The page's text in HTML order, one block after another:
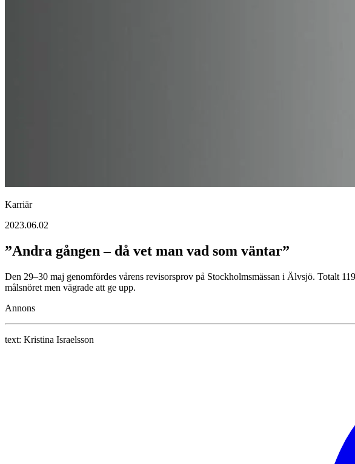
Karriär
2023.06.02
”Andra gången – då vet man vad som väntar”
Den 29–30 maj genomfördes vårens revisorsprov på Stockholmsmässan i Älvsjö. Totalt
målsnöret men vägrade att ge upp.
Annons
text: Kristina Israelsson